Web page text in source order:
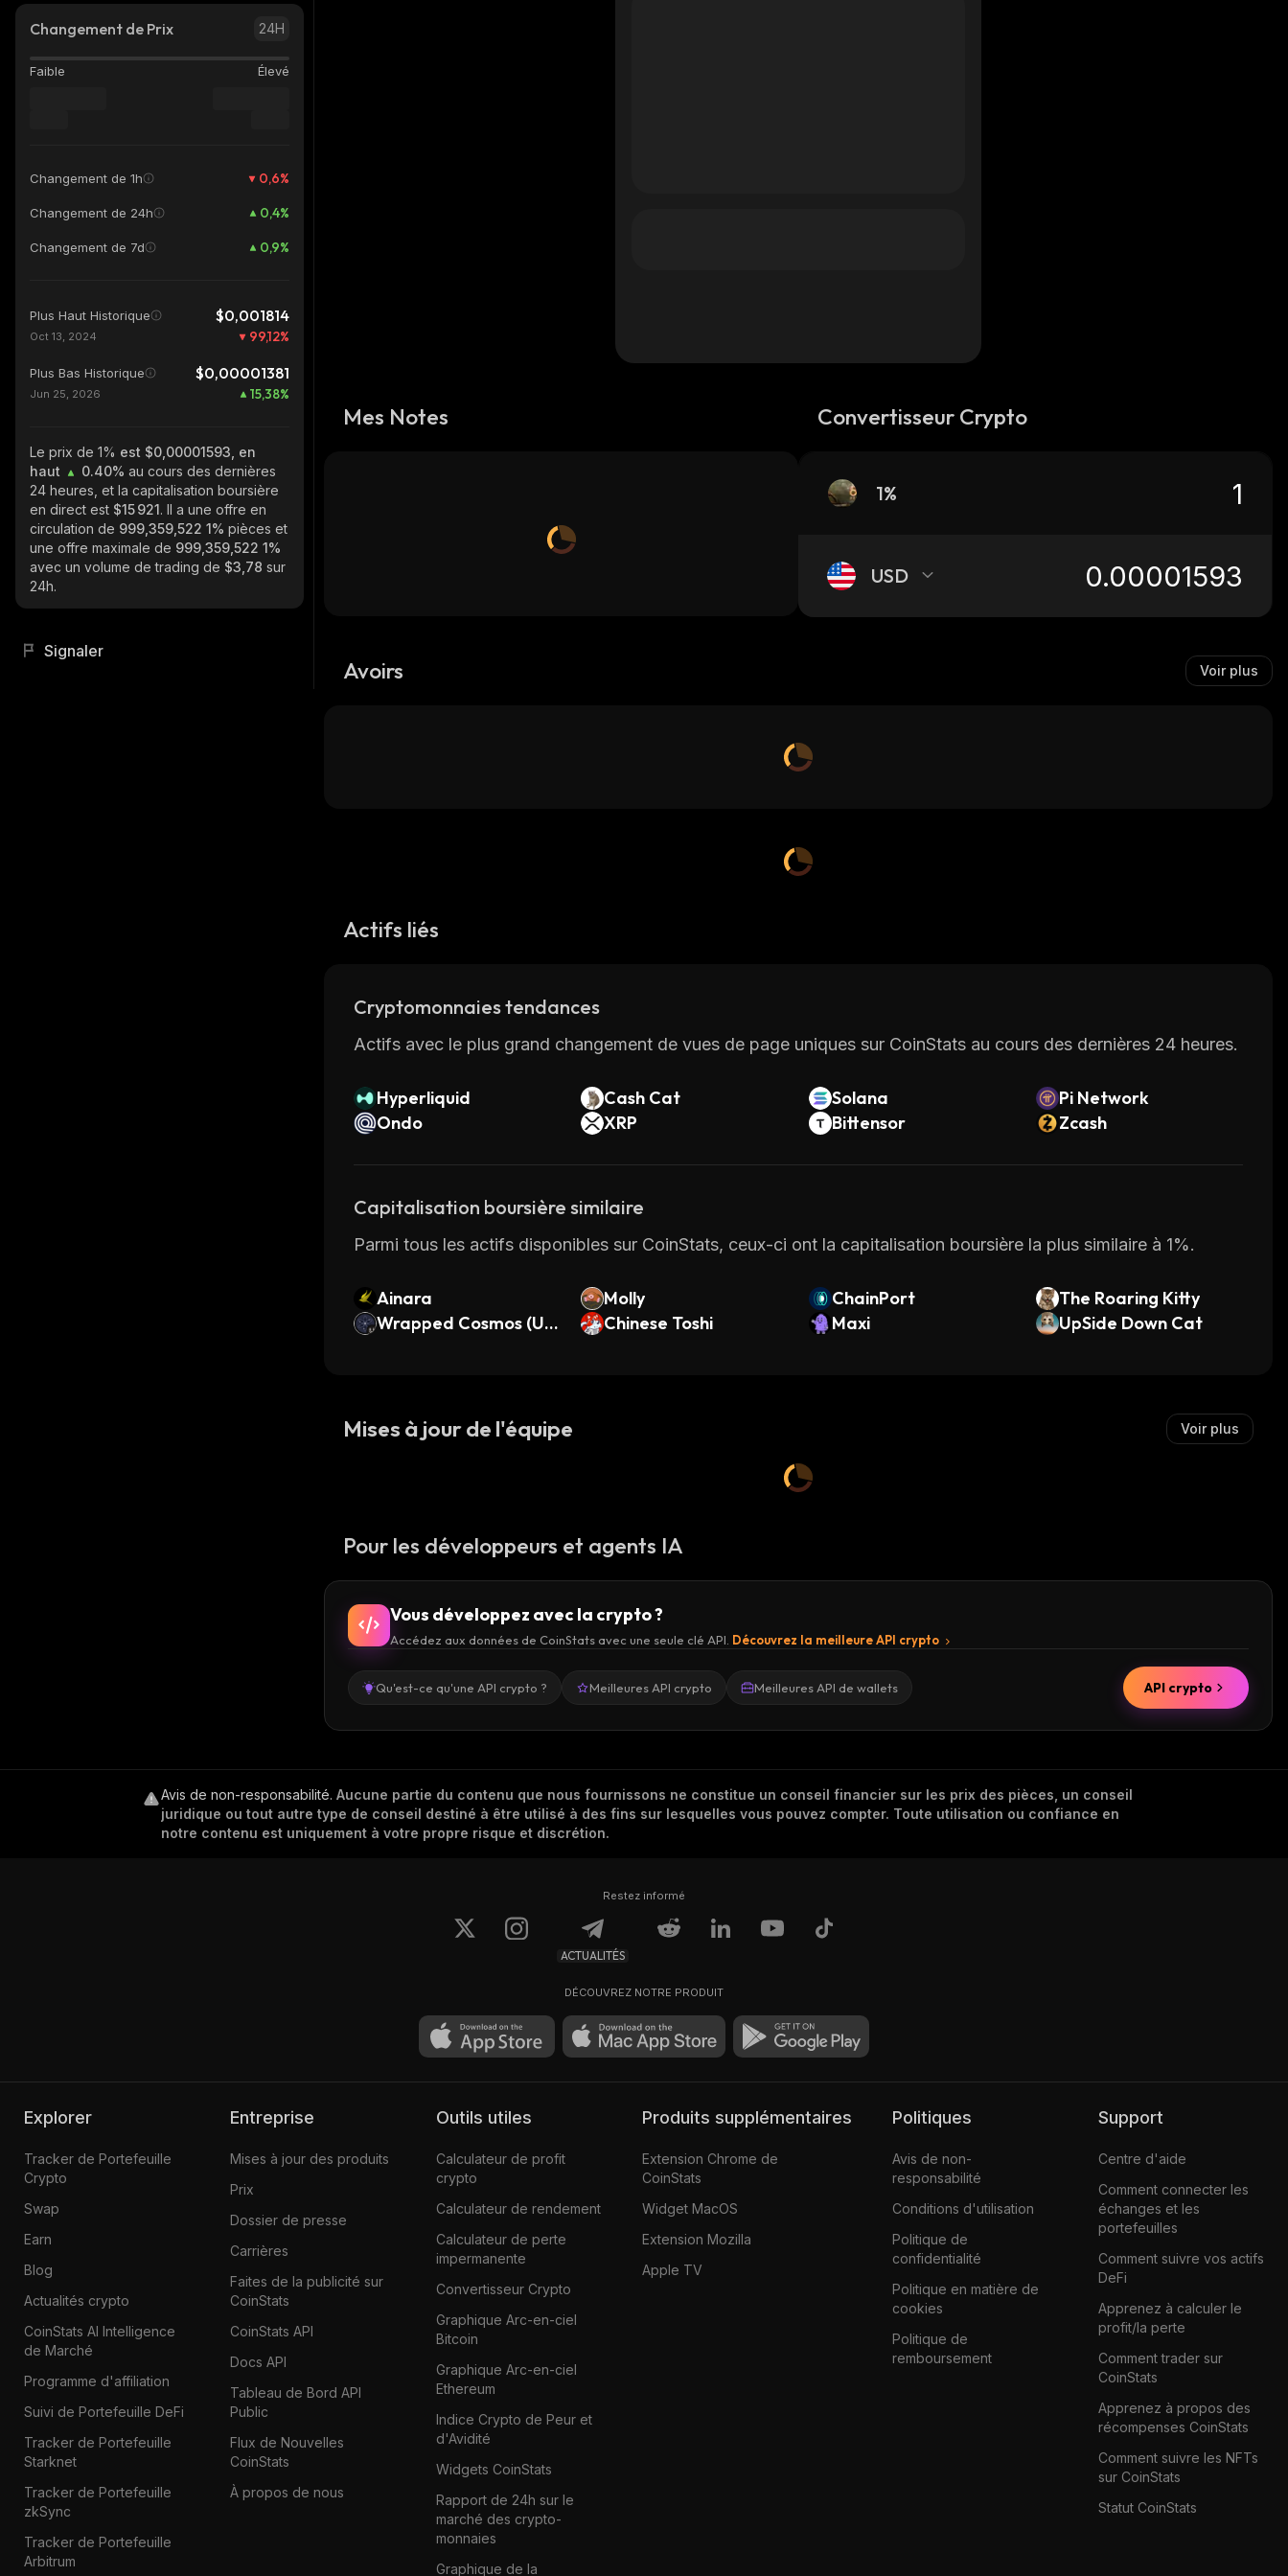
Changement de Prix 24H
Faible Élevé
Changement de 1h 0,6%
Changement de 24h 0,4%
Changement de 7d 0,9%
Plus Haut Historique $0,001814
Oct 13, 2024 99,12%
Plus Bas Historique $0,00001381
Jun 25, 2026 15,38%
Le prix de 1% est $0,00001593, en
haut
0.40% au cours des dernières
24 heures, et la capitalisation boursière
en direct est $15 921. Il a une offre en
circulation de 999,359,522 1% pièces et
une offre maximale de 999,359,522 1%
avec un volume de trading de $3,78 sur
24h.
Signaler
Mes Notes Convertisseur Crypto
1%
USD
Avoirs Voir plus
Actifs liés
Cryptomonnaies tendances
Actifs avec le plus grand changement de vues de page uniques sur CoinStats au cours des dernières 24 heures.
Hyperliquid Cash Cat Solana
Pi Network
Ondo
XRP Bittensor Zcash
Capitalisation boursière similaire
Parmi tous les actifs disponibles sur CoinStats, ceux-ci ont la capitalisation boursière la plus similaire à 1%.
Ainara Molly ChainPort
The Roaring Kitty
Wrapped Cosmos (Uni
Chinese Toshi Maxi UpSide Down Cat
Mises à jour de l'équipe Voir plus
Pour les développeurs et agents IA
Vous développez avec la crypto ?
Accédez aux données de CoinStats avec une seule clé API. Découvrez la meilleure API crypto
Qu'est-ce qu'une API crypto ? Meilleures API crypto Meilleures API de wallets API crypto
Avis de non-responsabilité. Aucune partie du contenu que nous fournissons ne constitue un conseil financier sur les prix des pièces, un conseil
juridique ou tout autre type de conseil destiné à être utilisé à des fins sur lesquelles vous pouvez compter. Toute utilisation ou confiance en
notre contenu est uniquement à votre propre risque et discrétion.
Restez informé
ACTUALITÉS
DÉCOUVREZ NOTRE PRODUIT
Explorer
Tracker de Portefeuille
Crypto
Swap
Earn
Blog
Actualités crypto
CoinStats AI Intelligence
de Marché
Programme d'affiliation
Suivi de Portefeuille DeFi
Tracker de Portefeuille
Starknet
Tracker de Portefeuille
zkSync
Tracker de Portefeuille
Arbitrum
Entreprise
Mises à jour des produits
Prix
Dossier de presse
Carrières
Faites de la publicité sur
CoinStats
CoinStats API
Docs API
Tableau de Bord API
Public
Flux de Nouvelles
CoinStats
À propos de nous
Outils utiles
Calculateur de profit
crypto
Calculateur de rendement
Calculateur de perte
impermanente
Convertisseur Crypto
Graphique Arc-en-ciel
Bitcoin
Graphique Arc-en-ciel
Ethereum
Indice Crypto de Peur et
d'Avidité
Widgets CoinStats
Rapport de 24h sur le
marché des crypto-
monnaies
Graphique de la
Produits supplémentaires
Extension Chrome de
CoinStats
Widget MacOS
Extension Mozilla
Apple TV
Politiques
Avis de non-
responsabilité
Conditions d'utilisation
Politique de
confidentialité
Politique en matière de
cookies
Politique de
remboursement
Support
Centre d'aide
Comment connecter les
échanges et les
portefeuilles
Comment suivre vos actifs
DeFi
Apprenez à calculer le
profit/la perte
Comment trader sur
CoinStats
Apprenez à propos des
récompenses CoinStats
Comment suivre les NFTs
sur CoinStats
Statut CoinStats